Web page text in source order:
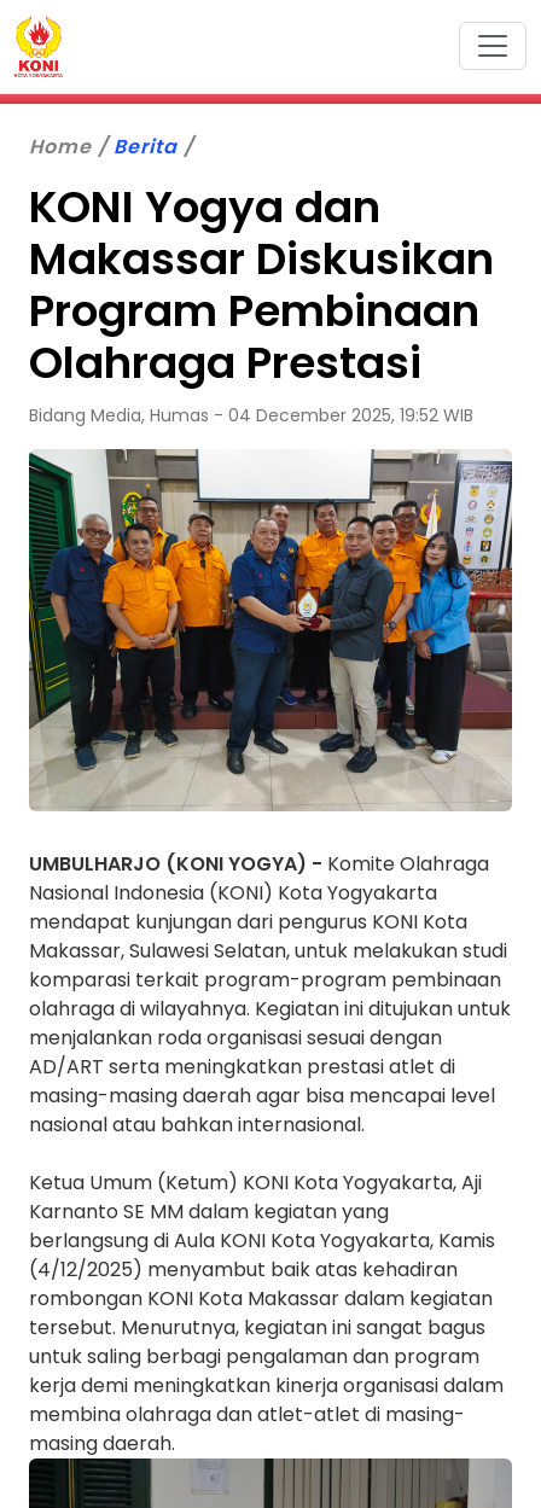
Home Berita
KONI Yogya dan
Makassar Diskusikan
Program Pembinaan
Olahraga Prestasi
Bidang Media, Humas - 04 December 2025, 19:52 WIB
UMBULHARJO (KONI YOGYA) - Komite Olahraga
Nasional Indonesia (KONI) Kota Yogyakarta
mendapat kunjungan dari pengurus KONI Kota
Makassar, Sulawesi Selatan, untuk melakukan studi
komparasi terkait program-program pembinaan
olahraga di wilayahnya. Kegiatan ini ditujukan untuk
menjalankan roda organisasi sesuai dengan
AD/ART serta meningkatkan prestasi atlet di
masing-masing daerah agar bisa mencapai level
nasional atau bahkan internasional.
Ketua Umum (Ketum) KONI Kota Yogyakarta, Aji
Karnanto SE MM dalam kegiatan yang
berlangsung di Aula KONI Kota Yogyakarta, Kamis
(4/12/2025) menyambut baik atas kehadiran
rombongan KONI Kota Makassar dalam kegiatan
tersebut. Menurutnya, kegiatan ini sangat bagus
untuk saling berbagi pengalaman dan program
kerja demi meningkatkan kinerja organisasi dalam
membina olahraga dan atlet-atlet di masing-
masing daerah.